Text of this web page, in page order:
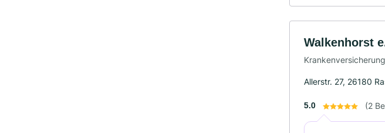
Walkenhorst
Allerstr. 27, 26180
5.0 (2